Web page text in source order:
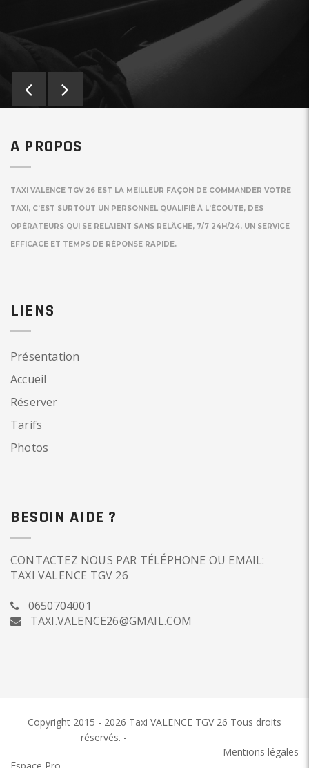
A PROPOS
TAXI VALENCE TGV 26 EST LA MEILLEUR FAÇON DE COMMANDER VOTRE
TAXI, C’EST SURTOUT UN PERSONNEL QUALIFIÉ À L’ÉCOUTE, DES
OPÉRATEURS QUI SE RELAIENT SANS RELÂCHE, 7/7 24H/24, UN SERVICE
EFFICACE ET TEMPS DE RÉPONSE RAPIDE.
LIENS
Présentation
Accueil
Réserver
Tarifs
Photos
BESOIN AIDE ?
CONTACTEZ NOUS PAR TÉLÉPHONE OU EMAIL:
TAXI VALENCE TGV 26
0650704001
TAXI.VALENCE26@GMAIL.COM
Copyright 2015 - 2026 Taxi VALENCE TGV 26 Tous droits
réservés. -
Mentions légales